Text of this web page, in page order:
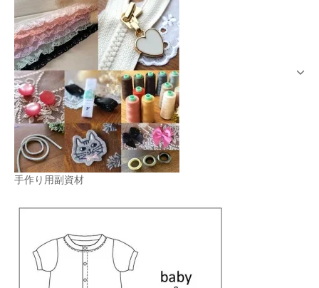
手作り用副資材